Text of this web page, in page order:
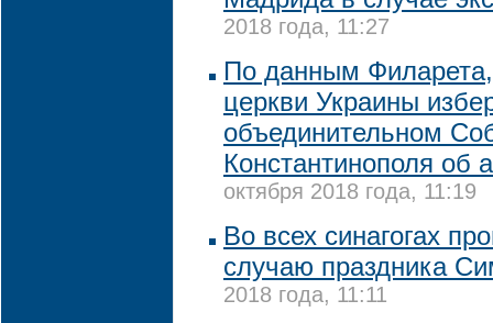
2018 года, 11:27
По данным
церкви Украины
объединительном
Константинополя об
октября 2018 года, 11:19
Во всех синагогах
случаю праздника
2018 года, 11:11